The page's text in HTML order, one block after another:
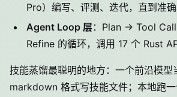
Pro）编写、评测、迭代，直到准确
Agent Loop 层：Plan → Tool
Refine 的循环，调用 17 个 Rust
技能蒸馏最聪明的地方：一个前沿模型
markdown 格式写技能文件；本地跑